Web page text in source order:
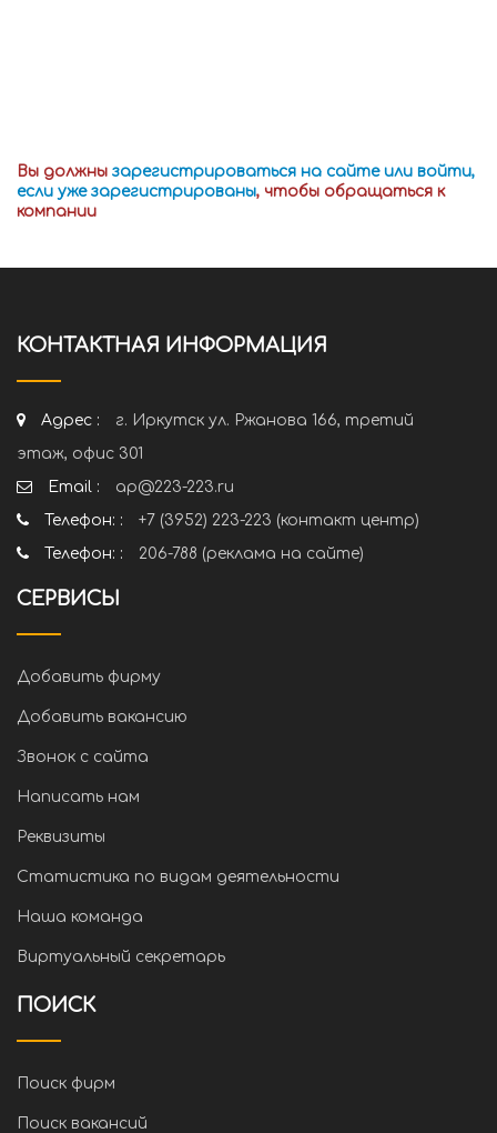
Вы должны зарегистрироваться на сайте или войти,
если уже зарегистрированы, чтобы обращаться к
компании
КОНТАКТНАЯ ИНФОРМАЦИЯ
Адрес :
г. Иркутск ул. Ржанова 166, третий
этаж, офис 301
Email :
ap@223-223.ru
Телефон: :
+7 (3952) 223-223 (контакт центр)
Телефон: :
206-788 (реклама на сайте)
СЕРВИСЫ
Добавить фирму
Добавить вакансию
Звонок с сайта
Написать нам
Реквизиты
Статистика по видам деятельности
Наша команда
Виртуальный секретарь
ПОИСК
Поиск фирм
Поиск вакансий